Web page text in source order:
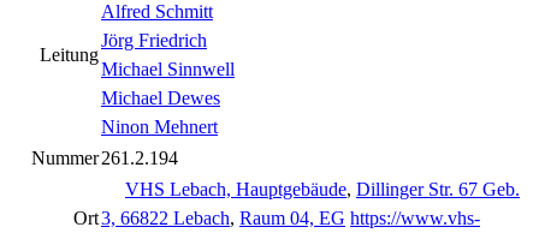
Leitung
Alfred Schmitt
Jörg Friedrich
Michael Sinnwell
Michael Dewes
Ninon Mehnert
Nummer261.2.194
Ort
VHS Lebach, Hauptgebäude, Dillinger Str. 67 Geb.
3, 66822 Lebach, Raum 04, EG https://www.vhs-